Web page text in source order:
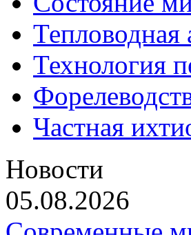
Тепловодная
Технология
Частная
Новости
05.08.2026